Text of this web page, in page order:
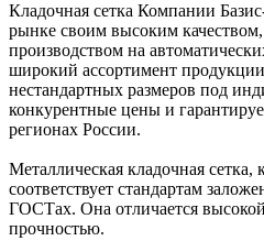
Кладочная сетка Компании
рынке своим высоким
производством на
широкий ассортимент
нестандартных размеров под
конкурентные цены и
регионах России.
Металлическая кладочная
соответствует стандартам
ГОСТах. Она отличается
прочностью.